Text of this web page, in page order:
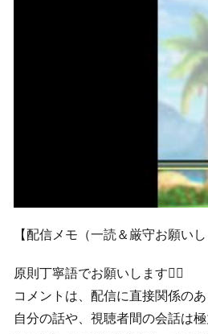
【配信メモ（一読＆厳守お願いし
原則丁寧語でお願いします🙇‍♂️
コメントは、配信に直接関係の
自分の話や、視聴者間の会話は極